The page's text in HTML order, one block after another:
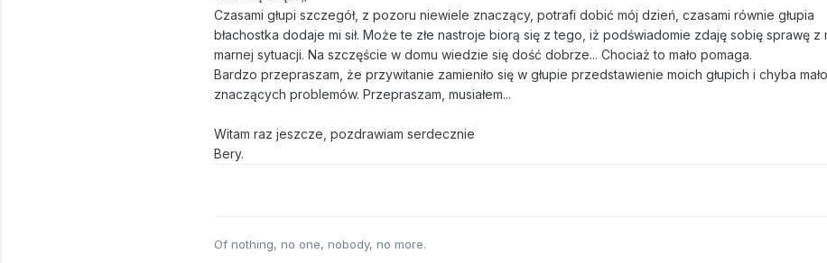
Czasami głupi szczegół, z pozoru niewiele znaczący, potrafi dobić mój dzień, czasami równie głupia
błachostka dodaje mi sił. Może te złe nastroje biorą się z tego, iż podświadomie zdaję sobię sprawę z
marnej sytuacji. Na szczęście w domu wiedzie się dość dobrze... Chociaż to mało pomaga.
Bardzo przepraszam, że przywitanie zamieniło się w głupie przedstawienie moich głupich i chyba mało
znaczących problemów. Przepraszam, musiałem...
Witam raz jeszcze, pozdrawiam serdecznie
Bery.
Of nothing, no one, nobody, no more.